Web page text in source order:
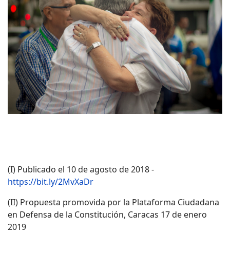
(I) Publicado el 10 de agosto de 2018 -
https://bit.ly/2MvXaDr
(II) Propuesta promovida por la Plataforma Ciudadana
en Defensa de la Constitución, Caracas 17 de enero
2019